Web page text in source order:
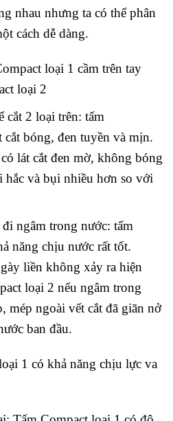
nhau nhưng ta có thể phân
cách dễ dàng.
loại 1 cầm trên tay
loại 2
cắt 2 loại trên: tấm
cắt bóng, đen tuyền và mịn.
lát cắt đen mờ, không bóng
và bụi nhiều hơn so với
ngâm trong nước: tấm
năng chịu nước rất tốt.
liền không xảy ra hiện
loại 2 nếu ngâm trong
mép ngoài vết cắt đã giãn nở
ban đầu.
1 có khả năng chịu lực va